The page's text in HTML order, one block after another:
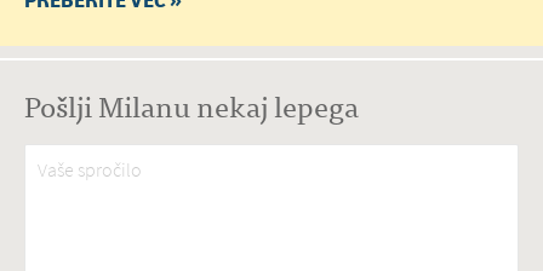
Pošlji Milanu nekaj lepega
Vaše spročilo*